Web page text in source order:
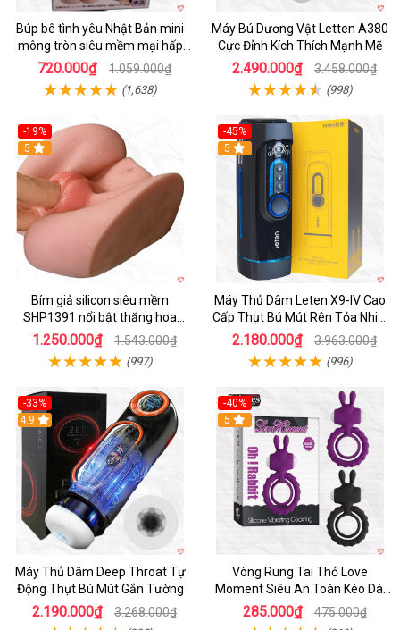
Búp bê tình yêu Nhật Bản mini
mông tròn siêu mềm mại hấp
dẫn
720.000₫ 1.059.000₫
(1,638)
Máy Bú Dương Vật Letten A380
Cực Đỉnh Kích Thích Mạnh Mẽ
2.490.000₫ 3.458.000₫
(998)
-19%
Hot
5
Bím giả silicon siêu mềm
SHP1391 nổi bật thăng hoa
hoàn hảo
1.250.000₫ 1.543.000₫
(997)
-45%
Hot
5
Máy Thủ Dâm Leten X9-IV Cao
Cấp Thụt Bú Mút Rên Tỏa Nhiệt
Sạc Pin
2.180.000₫ 3.963.000₫
(996)
-33%
Hot
4.9
Máy Thủ Dâm Deep Throat Tự
Động Thụt Bú Mút Gắn Tường
2.190.000₫ 3.268.000₫
-40%
5
Vòng Rung Tai Thỏ Love
Moment Siêu An Toàn Kéo Dài
Thời Gian
285.000₫ 475.000₫